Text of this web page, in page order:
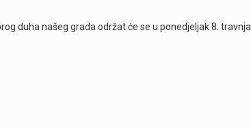
duha našeg grada održat će se u ponedjeljak 8. travnja